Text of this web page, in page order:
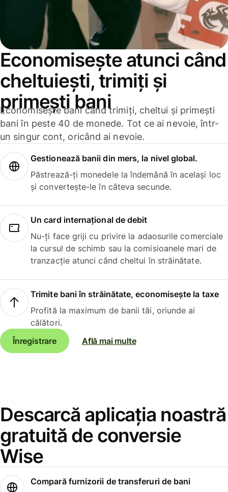
Economisește atunci când
cheltuiești, trimiți și
primești bani
Economisește bani când trimiți, cheltui și primești
bani în peste 40 de monede. Tot ce ai nevoie, într-
un singur cont, oricând ai nevoie.
Gestionează banii din mers, la nivel global.
Păstrează-ți monedele la îndemână în același loc
și convertește-le în câteva secunde.
Un card internațional de debit
Nu-ți face griji cu privire la adaosurile comerciale
la cursul de schimb sau la comisioanele mari de
tranzacție atunci când cheltui în străinătate.
Trimite bani în străinătate, economisește la taxe
Profită la maximum de banii tăi, oriunde ai
călători.
Înregistrare
Află mai multe
Descarcă aplicația noastră
gratuită de conversie
Wise
Compară furnizorii de transferuri de bani